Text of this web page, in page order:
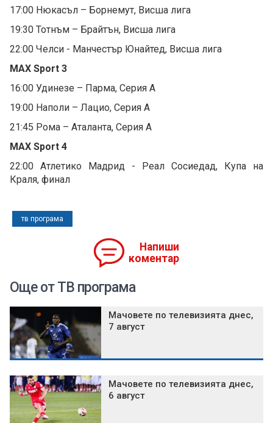
17:00 Нюкасъл – Борнемут, Висша лига
19:30 Тотнъм – Брайтън, Висша лига
22:00 Челси - Манчестър Юнайтед, Висша лига
MAX Sport 3
16:00 Удинезе – Парма, Серия А
19:00 Наполи – Лацио, Серия А
21:45 Рома – Аталанта, Серия А
MAX Sport 4
22:00 Атлетико Мадрид - Реал Сосиедад, Купа на
Краля, финал
тв програма
Напиши
коментар
Още от ТВ програма
Мачовете по телевизията днес,
7 август
Мачовете по телевизията днес,
6 август